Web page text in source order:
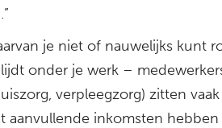
je niet of nauwelijks kunt
onder je werk –
verpleegzorg) zitten
aanvullende inkomsten